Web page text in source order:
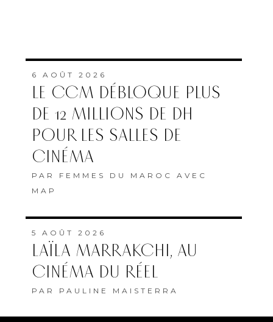
6 AOÛT 2026
LE CCM DÉBLOQUE PLUS
DE 12 MILLIONS DE DH
POUR LES SALLES DE
CINÉMA
PAR FEMMES DU MAROC AVEC
MAP
5 AOÛT 2026
LAÏLA MARRAKCHI, AU
CINÉMA DU RÉEL
PAR PAULINE MAISTERRA